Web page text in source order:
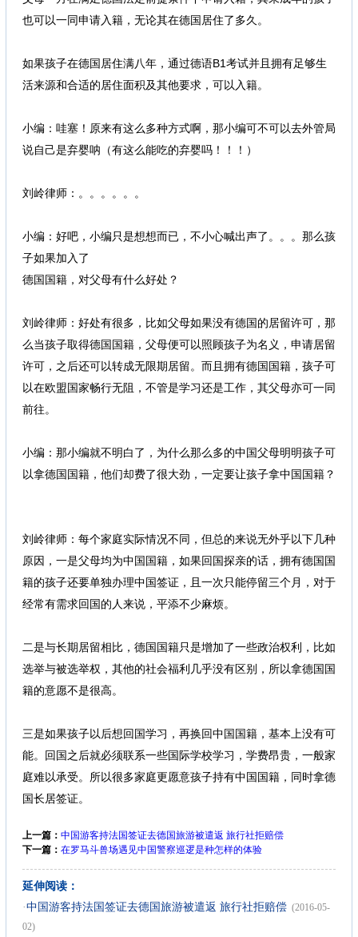
也可以一同申请入籍，无论其在德国居住了多久。
如果孩子在德国居住满八年，通过德语B1考试并且拥有足够生
活来源和合适的居住面积及其他要求，可以入籍。
小编：哇塞！原来有这么多种方式啊，那小编可不可以去外管局
说自己是弃婴呐（有这么能吃的弃婴吗！！！）
刘岭律师：。。。。。。
小编：好吧，小编只是想想而已，不小心喊出声了。。。那么孩
子如果加入了
德国国籍，对父母有什么好处？
刘岭律师：好处有很多，比如父母如果没有德国的居留许可，那
么当孩子取得德国国籍，父母便可以照顾孩子为名义，申请居留
许可，之后还可以转成无限期居留。而且拥有德国国籍，孩子可
以在欧盟国家畅行无阻，不管是学习还是工作，其父母亦可一同
前往。
小编：那小编就不明白了，为什么那么多的中国父母明明孩子可
以拿德国国籍，他们却费了很大劲，一定要让孩子拿中国国籍？
刘岭律师：每个家庭实际情况不同，但总的来说无外乎以下几种
原因，一是父母均为中国国籍，如果回国探亲的话，拥有德国国
籍的孩子还要单独办理中国签证，且一次只能停留三个月，对于
经常有需求回国的人来说，平添不少麻烦。
二是与长期居留相比，德国国籍只是增加了一些政治权利，比如
选举与被选举权，其他的社会福利几乎没有区别，所以拿德国国
籍的意愿不是很高。
三是如果孩子以后想回国学习，再换回中国国籍，基本上没有可
能。回国之后就必须联系一些国际学校学习，学费昂贵，一般家
庭难以承受。所以很多家庭更愿意孩子持有中国国籍，同时拿德
国长居签证。
上一篇： 中国游客持法国签证去德国旅游被遣返 旅行社拒赔偿
下一篇： 在罗马斗兽场遇见中国警察巡逻是种怎样的体验
延伸阅读：
·中国游客持法国签证去德国旅游被遣返 旅行社拒赔偿 (2016-05-
02)